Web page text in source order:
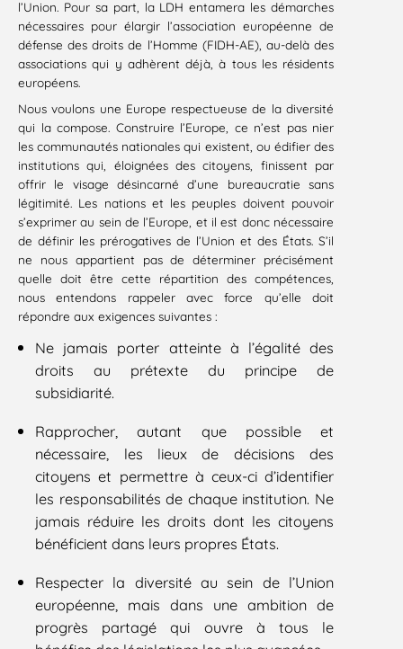
l’Union. Pour sa part, la LDH entamera les démarches
nécessaires pour élargir l’association européenne de
défense des droits de l’Homme (FIDH-AE), au-delà des
associations qui y adhèrent déjà, à tous les résidents
européens.
Nous voulons une Europe respectueuse de la diversité
qui la compose. Construire l’Europe, ce n’est pas nier
les communautés nationales qui existent, ou édifier des
institutions qui, éloignées des citoyens, finissent par
offrir le visage désincarné d’une bureaucratie sans
légitimité. Les nations et les peuples doivent pouvoir
s’exprimer au sein de l’Europe, et il est donc nécessaire
de définir les prérogatives de l’Union et des États. S’il
ne nous appartient pas de déterminer précisément
quelle doit être cette répartition des compétences,
nous entendons rappeler avec force qu’elle doit
répondre aux exigences suivantes :
Ne jamais porter atteinte à l’égalité des
droits au prétexte du principe de
subsidiarité.
Rapprocher, autant que possible et
nécessaire, les lieux de décisions des
citoyens et permettre à ceux-ci d’identifier
les responsabilités de chaque institution. Ne
jamais réduire les droits dont les citoyens
bénéficient dans leurs propres États.
Respecter la diversité au sein de l’Union
européenne, mais dans une ambition de
progrès partagé qui ouvre à tous le